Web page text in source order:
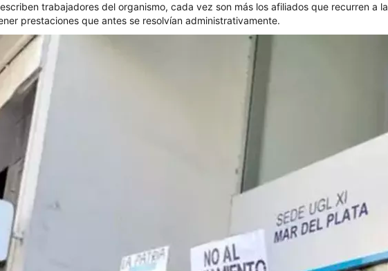
trabajadores del organismo, cada vez son más los afiliados que recurren a la
prestaciones que antes se resolvían administrativamente.